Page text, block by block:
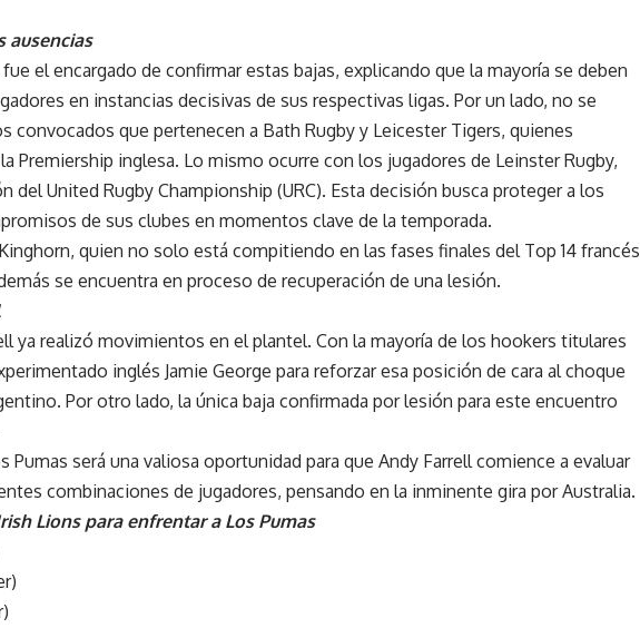
ausencias
el encargado de confirmar estas bajas, explicando que la mayoría se deben
en instancias decisivas de sus respectivas ligas. Por un lado, no se
convocados que pertenecen a Bath Rugby y Leicester Tigers, quienes
Premiership inglesa. Lo mismo ocurre con los jugadores de Leinster Rugby,
del United Rugby Championship (URC). Esta decisión busca proteger a los
de sus clubes en momentos clave de la temporada.
quien no solo está compitiendo en las fases finales del Top 14 francés
se encuentra en proceso de recuperación de una lesión.
ya realizó movimientos en el plantel. Con la mayoría de los hookers titulares
inglés Jamie George para reforzar esa posición de cara al choque
Por otro lado, la única baja confirmada por lesión para este encuentro
Pumas será una valiosa oportunidad para que Andy Farrell comience a evaluar
combinaciones de jugadores, pensando en la inminente gira por Australia.
Lions para enfrentar a Los Pumas